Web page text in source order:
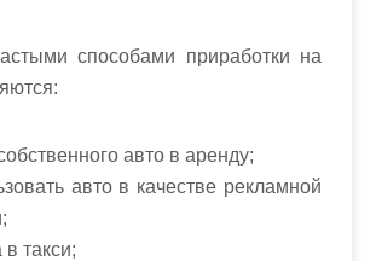
способами приработки на
авто в аренду;
авто в качестве рекламной
в такси;